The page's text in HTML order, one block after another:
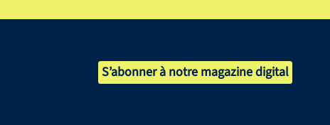
S’abonner à notre magazine digital